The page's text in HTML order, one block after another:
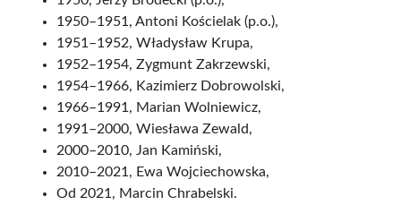
1950–1951, Antoni Kościelak (p.o.),
1951–1952, Władysław Krupa,
1952–1954, Zygmunt Zakrzewski,
1954–1966, Kazimierz Dobrowolski,
1966–1991, Marian Wolniewicz,
1991–2000, Wiesława Zewald,
2000–2010, Jan Kamiński,
2010–2021, Ewa Wojciechowska,
Od 2021, Marcin Chrabelski.